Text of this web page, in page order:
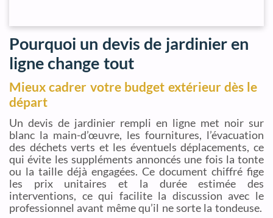
Pourquoi un devis de jardinier en
ligne change tout
Mieux cadrer votre budget extérieur dès le
départ
Un devis de jardinier rempli en ligne met noir sur
blanc la main-d’œuvre, les fournitures, l’évacuation
des déchets verts et les éventuels déplacements, ce
qui évite les suppléments annoncés une fois la tonte
ou la taille déjà engagées. Ce document chiffré fige
les prix unitaires et la durée estimée des
interventions, ce qui facilite la discussion avec le
professionnel avant même qu’il ne sorte la tondeuse.